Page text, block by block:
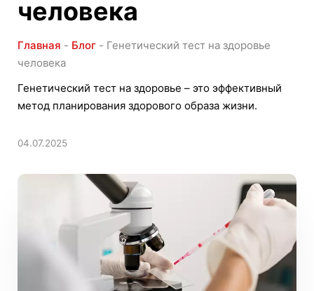
человека
Главная - Блог - Генетический тест на здоровье
человека
Генетический тест на здоровье – это эффективный
метод планирования здорового образа жизни.
04.07.2025